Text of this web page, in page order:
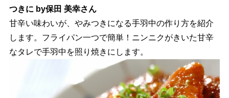
つきに by保田 美幸さん
甘辛い味わいが、やみつきになる手羽中の作り方を紹介
します。フライパン一つで簡単！ニンニクがきいた甘辛
なタレで手羽中を照り焼きにします。